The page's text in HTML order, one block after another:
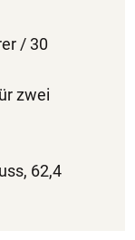
/ 30
zwei
62,4